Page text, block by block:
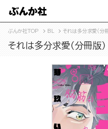
ぶんか社TOP BL それは多分求愛（分
それは多分求愛（分冊版）